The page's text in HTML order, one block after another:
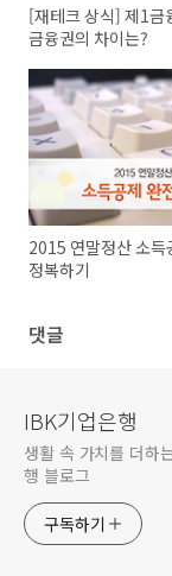
[재테크 상식] 제1금
금융권의 차이는?
2015 연말정산 소득
정복하기
댓글
IBK기업은행
생활 속 가치를 더하
행 블로그
구독하기